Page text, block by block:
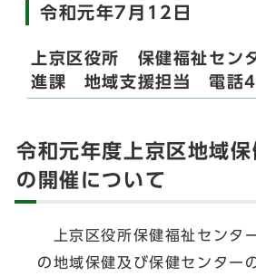
令和元年7月12日
上京区役所 保健福祉セン
進課 地域支援担当 電話
令和元年度上京区地域
の開催について
上京区役所保健福祉センタ
の地域保健及び保健センター